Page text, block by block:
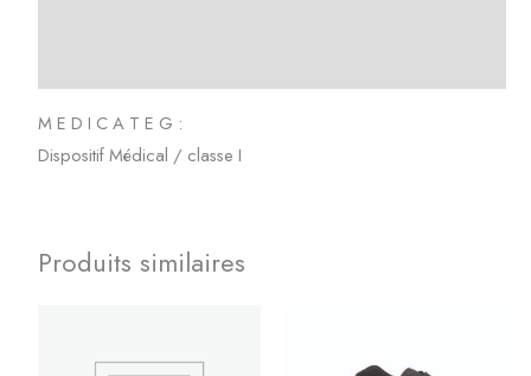
M E D I C A T E G :
Dispositif Médical / classe I
Produits similaires